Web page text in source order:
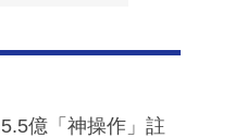
億「神操作」註